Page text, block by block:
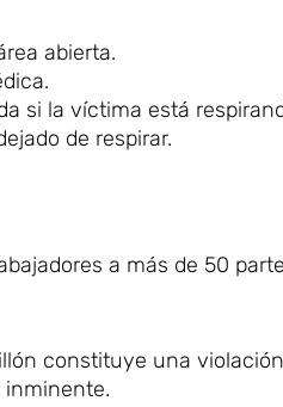
abierta.
si la víctima está
de respirar.
a más de 50
constituye una
inminente.